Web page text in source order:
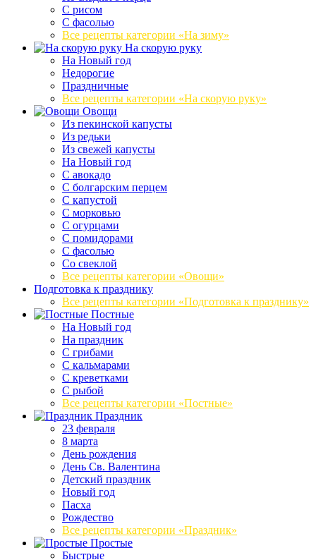
С рисом
С фасолью
Все рецепты категории «На зиму»
На скорую руку
На Новый год
Недорогие
Праздничные
Все рецепты категории «На скорую руку»
Овощи
Из пекинской капусты
Из редьки
Из свежей капусты
На Новый год
С авокадо
С болгарским перцем
С капустой
С морковью
С огурцами
С помидорами
С фасолью
Со свеклой
Все рецепты категории «Овощи»
Подготовка к празднику
Все рецепты категории «Подготовка к празднику»
Постные
На Новый год
На праздник
С грибами
С кальмарами
С креветками
С рыбой
Все рецепты категории «Постные»
Праздник
23 февраля
8 марта
День рождения
День Св. Валентина
Детский праздник
Новый год
Пасха
Рождество
Все рецепты категории «Праздник»
Простые
Быстрые